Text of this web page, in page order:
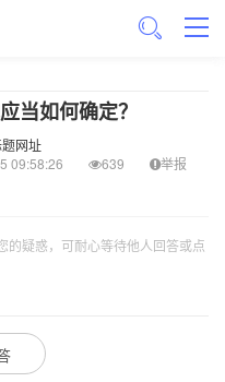
当如何确定？
网址
09:58:26 639 举报
的疑惑，可耐心等待他人回答或点